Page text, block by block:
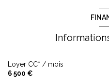
ascenseur
Loyer CC* / mois
6 500 €